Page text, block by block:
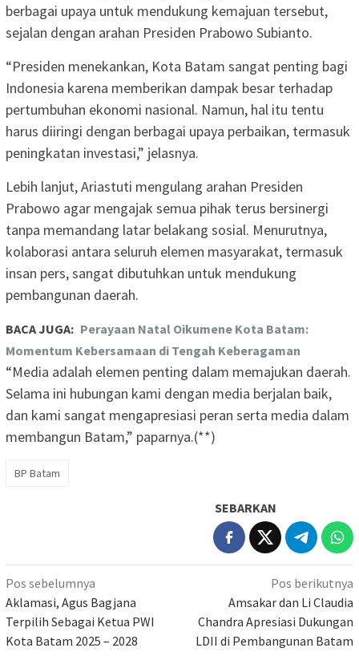
berbagai upaya untuk mendukung kemajuan tersebut,
sejalan dengan arahan Presiden Prabowo Subianto.
“Presiden menekankan, Kota Batam sangat penting bagi
Indonesia karena memberikan dampak besar terhadap
pertumbuhan ekonomi nasional. Namun, hal itu tentu
harus diiringi dengan berbagai upaya perbaikan, termasuk
peningkatan investasi,” jelasnya.
Lebih lanjut, Ariastuti mengulang arahan Presiden
Prabowo agar mengajak semua pihak terus bersinergi
tanpa memandang latar belakang sosial. Menurutnya,
kolaborasi antara seluruh elemen masyarakat, termasuk
insan pers, sangat dibutuhkan untuk mendukung
pembangunan daerah.
BACA JUGA: Perayaan Natal Oikumene Kota Batam:
Momentum Kebersamaan di Tengah Keberagaman
“Media adalah elemen penting dalam memajukan daerah.
Selama ini hubungan kami dengan media berjalan baik,
dan kami sangat mengapresiasi peran serta media dalam
membangun Batam,” paparnya.(**)
BP Batam
SEBARKAN
Navigasi
pos
Pos sebelumnya
Aklamasi, Agus Bagjana
Terpilih Sebagai Ketua PWI
Kota Batam 2025 – 2028
Pos berikutnya
Amsakar dan Li Claudia
Chandra Apresiasi Dukungan
LDII di Pembangunan Batam